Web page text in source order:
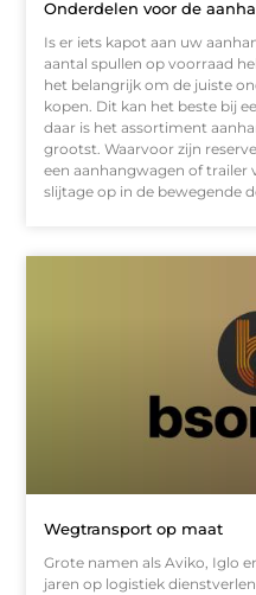
Onderdelen voor de
Is er iets kapot aan uw
aantal spullen op voorraad
het belangrijk om de juiste
kopen. Dit kan het beste bij
daar is het assortiment
grootst. Waarvoor zijn
een aanhangwagen of
slijtage op in de bewegende
Wegtransport op maat
Grote namen als Aviko, Iglo
jaren op logistiek